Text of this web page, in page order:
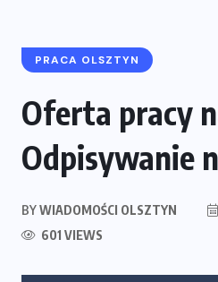
PRACA OLSZTYN
Oferta pracy
Odpisywanie
BYWIADOMOŚCI OLSZTYN
601 VIEWS